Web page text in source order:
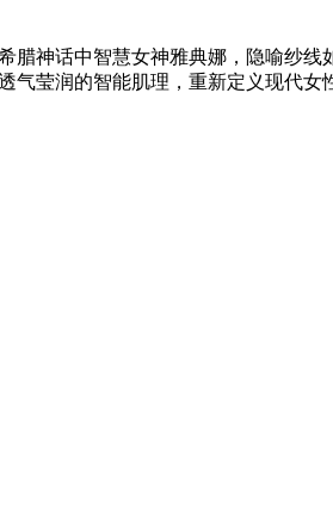
腊神话中智慧女神雅典娜，隐喻纱
莹润的智能肌理，重新定义现代女